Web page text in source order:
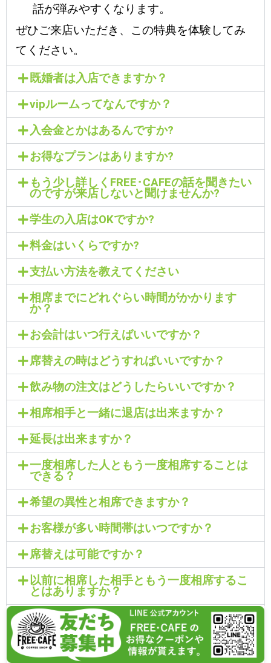
話が弾みやすくなります。
ぜひご来店いただき、この特典を体験してみ
てください。
既婚者は入店できますか？
vipルームってなんですか？
入会金とかはあるんですか?
お得なプランはありますか?
もう少し詳しくFREE･CAFEの話を聞きたい
のですが来店しないと聞けませんか?
学生の入店はOKですか?
料金はいくらですか?
支払い方法を教えてください
相席までにどれぐらい時間がかかります
か？
お会計はいつ行えばいいですか？
席替えの時はどうすればいいですか？
飲み物の注文はどうしたらいいですか？
相席相手と一緒に退店は出来ますか？
延長は出来ますか？
一度相席した人ともう一度相席することは
できる？
希望の異性と相席できますか？
お客様が多い時間帯はいつですか？
席替えは可能ですか？
以前に相席した相手ともう一度相席するこ
とはありますか？
相席中に帰っても良いですか？
平均的に何回の相席が多いですか？？